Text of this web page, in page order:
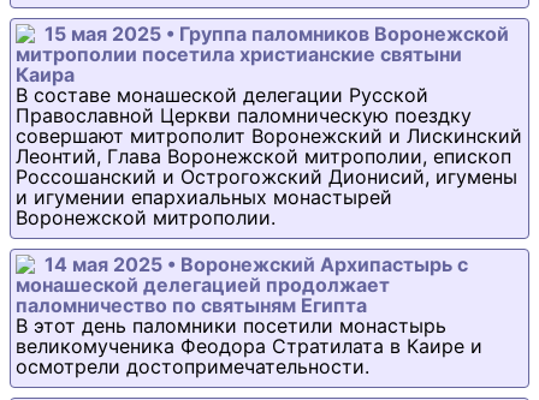
15 мая 2025 • Группа паломников Воронежской
митрополии посетила христианские святыни
Каира
В составе монашеской делегации Русской
Православной Церкви паломническую поездку
совершают митрополит Воронежский и Лискинский
Леонтий, Глава Воронежской митрополии, епископ
Россошанский и Острогожский Дионисий, игумены
и игумении епархиальных монастырей
Воронежской митрополии.
14 мая 2025 • Воронежский Архипастырь с
монашеской делегацией продолжает
паломничество по святыням Египта
В этот день паломники посетили монастырь
великомученика Феодора Стратилата в Каире и
осмотрели достопримечательности.